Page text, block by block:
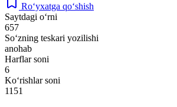
Ro‘yxatga qo‘shish
Saytdagi o‘rni
657
So‘zning teskari yozilishi
anohab
Harflar soni
6
Ko‘rishlar soni
1151